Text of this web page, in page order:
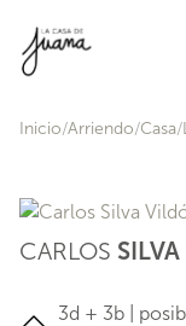
Inicio Arriendo Casa
CARLOS
3d + 3b |